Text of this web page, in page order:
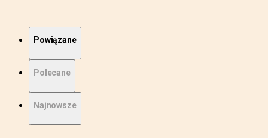
Powiązane
Polecane
Najnowsze